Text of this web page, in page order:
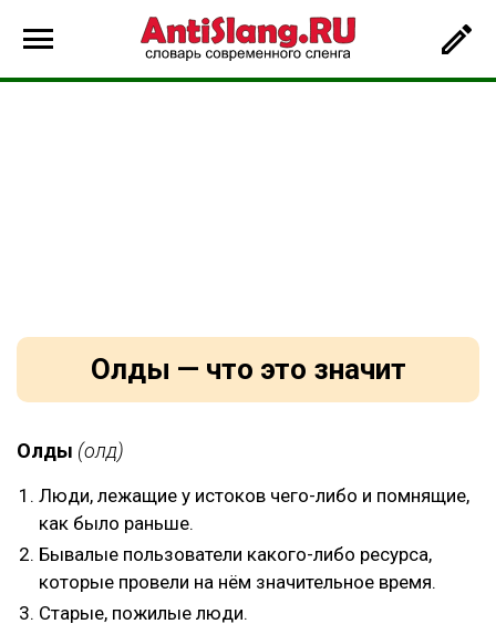
Олды — что это значит
Олды (олд)
Люди, лежащие у истоков чего-либо и помнящие,
как было раньше.
Бывалые пользователи какого-либо ресурса,
которые провели на нём значительное время.
Старые, пожилые люди.